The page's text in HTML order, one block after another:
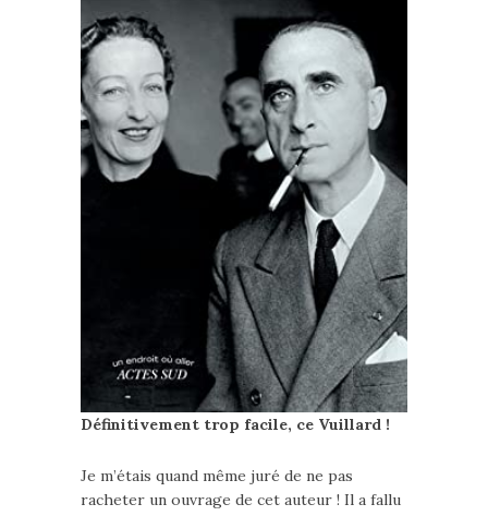
Définitivement trop facile, ce Vuillard !
Je m’étais quand même juré de ne pas
racheter un ouvrage de cet auteur ! Il a fallu